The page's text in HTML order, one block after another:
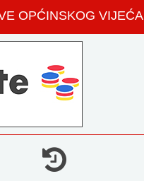
OPĆINSKOG VIJEĆA